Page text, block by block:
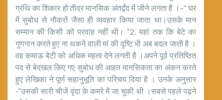
ग्रंथि का शिकार हो तीव्र मानसिक अंतर्द्वंद में जीने लगता है ।–” घर
में सुबोध से नौकरों जैसा ही व्यवहार किया जाता था।उसके मान
सम्मान की किसी को परवाह नहीं थी। “2. यहां तक कि बेटे का
गुणगान करते हुए ना थकने वाली मां की दृष्टि भी अब बदल जाती है ।
वह कमाऊ बेटी को अधिक महत्व देने लगती है ।अपने पूर्व प्रतिष्ठित
पद से बेदखल किए गए सुबोध की आहत मानसिकता का अंकन करते
हुए लेखिका ने पूर्ण सहानुभूति का परिचय दिया है । उनके अनुसार
-“उसकी सारी चीजें वृंदा के कमरे में जा चुकी थी ।सबसे पहले पढ़ने